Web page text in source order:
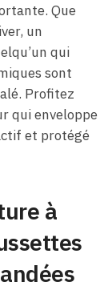
Que
un
qui
sont
Profitez
qui enveloppe
et protégé
à